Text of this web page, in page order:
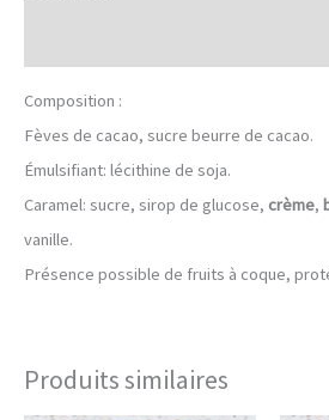
Composition :
Fèves de cacao, sucre beurre de cacao.
Émulsifiant: lécithine de soja.
Caramel: sucre, sirop de glucose, crème,
vanille.
Présence possible de fruits à coque,
Produits similaires